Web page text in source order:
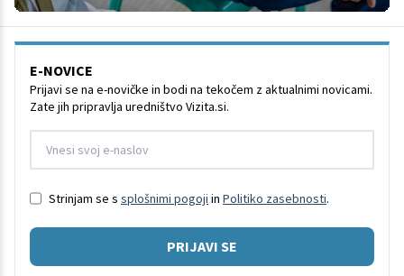
E-NOVICE
Prijavi se na e-novičke in bodi na tekočem z aktualnimi novicami.
Zate jih pripravlja uredništvo Vizita.si.
Strinjam se s splošnimi pogoji in Politiko zasebnosti.
PRIJAVI SE